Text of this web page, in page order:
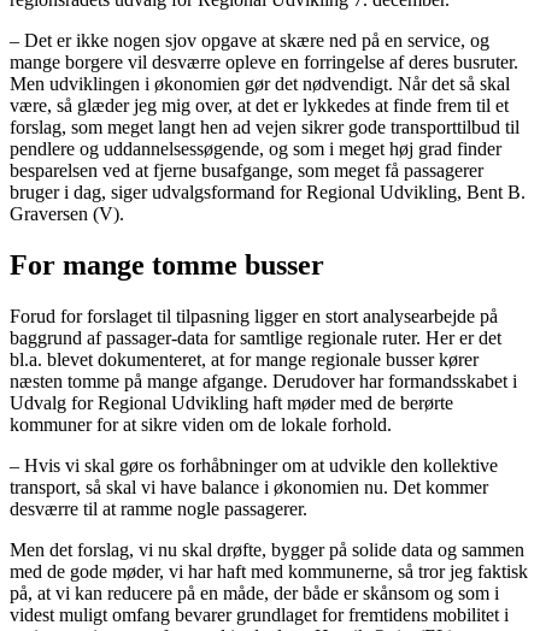
– Det er ikke nogen sjov opgave at skære ned på en service, og
mange borgere vil desværre opleve en forringelse af deres busruter.
Men udviklingen i økonomien gør det nødvendigt. Når det så skal
være, så glæder jeg mig over, at det er lykkedes at finde frem til et
forslag, som meget langt hen ad vejen sikrer gode transporttilbud til
pendlere og uddannelsessøgende, og som i meget høj grad finder
besparelsen ved at fjerne busafgange, som meget få passagerer
bruger i dag, siger udvalgsformand for Regional Udvikling, Bent B.
Graversen (V).
For mange tomme busser
Forud for forslaget til tilpasning ligger en stort analysearbejde på
baggrund af passager-data for samtlige regionale ruter. Her er det
bl.a. blevet dokumenteret, at for mange regionale busser kører
næsten tomme på mange afgange. Derudover har formandsskabet i
Udvalg for Regional Udvikling haft møder med de berørte
kommuner for at sikre viden om de lokale forhold.
– Hvis vi skal gøre os forhåbninger om at udvikle den kollektive
transport, så skal vi have balance i økonomien nu. Det kommer
desværre til at ramme nogle passagerer.
Men det forslag, vi nu skal drøfte, bygger på solide data og sammen
med de gode møder, vi har haft med kommunerne, så tror jeg faktisk
på, at vi kan reducere på en måde, der både er skånsom og som i
videst muligt omfang bevarer grundlaget for fremtidens mobilitet i